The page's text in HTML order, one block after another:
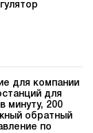
для компании
для
минуту, 200
обратный
по